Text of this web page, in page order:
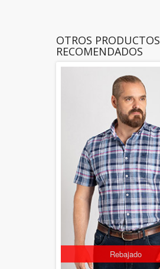
OTROS PRODUCTOS
RECOMENDADOS
Rebajado